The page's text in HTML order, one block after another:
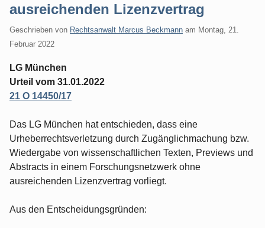
ausreichenden Lizenzvertrag
Geschrieben von Rechtsanwalt Marcus Beckmann am Montag, 21.
Februar 2022
LG München
Urteil vom 31.01.2022
21 O 14450/17
Das LG München hat entschieden, dass eine
Urheberrechtsverletzung durch Zugänglichmachung bzw.
Wiedergabe von wissenschaftlichen Texten, Previews und
Abstracts in einem Forschungsnetzwerk ohne
ausreichenden Lizenzvertrag vorliegt.
Aus den Entscheidungsgründen: